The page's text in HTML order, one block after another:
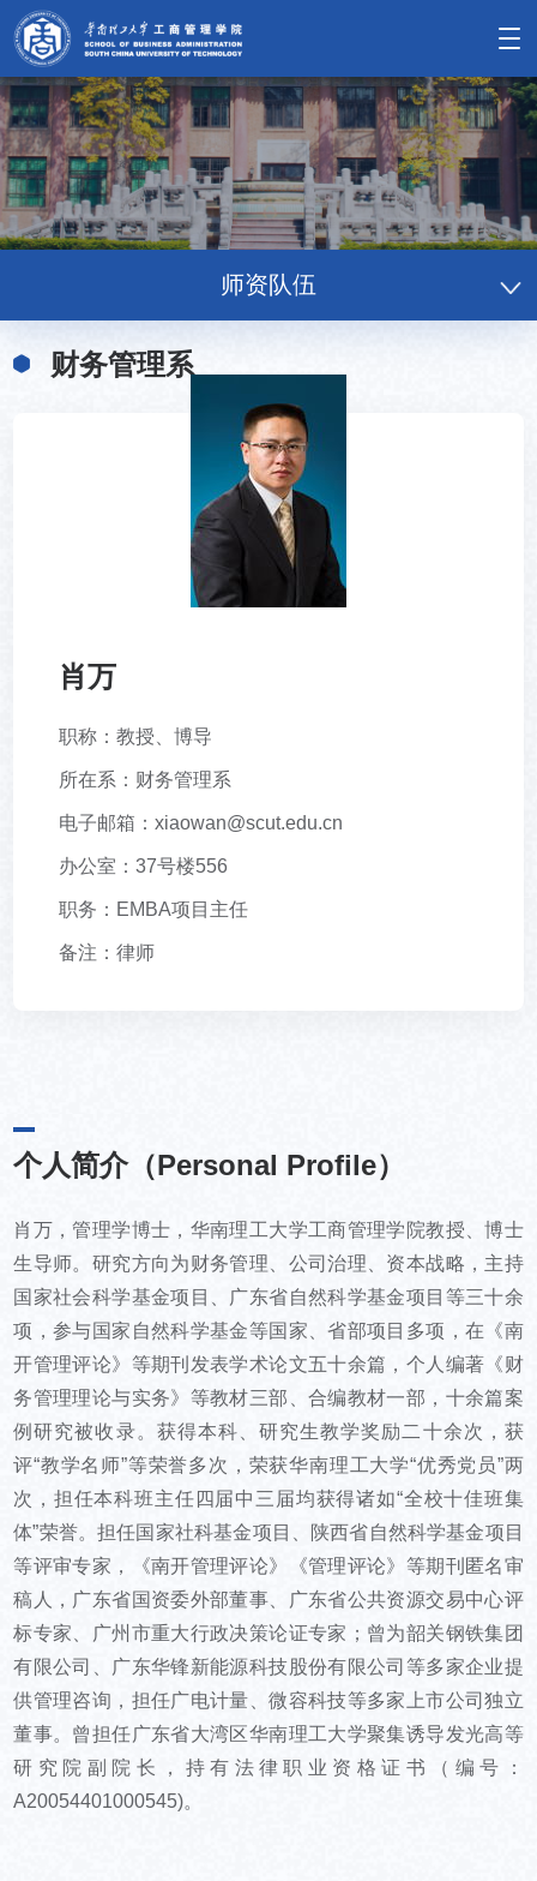
师资队伍
财务管理系
肖万
职称：教授、博导
所在系：财务管理系
电子邮箱：xiaowan@scut.edu.cn
办公室：37号楼556
职务：EMBA项目主任
备注：律师
个人简介（Personal Profile）
肖万，管理学博士，华南理工大学工商管理学院教授、博士
生导师。研究方向为财务管理、公司治理、资本战略，主持
国家社会科学基金项目、广东省自然科学基金项目等三十余
项，参与国家自然科学基金等国家、省部项目多项，在《南
开管理评论》等期刊发表学术论文五十余篇，个人编著《财
务管理理论与实务》等教材三部、合编教材一部，十余篇案
例研究被收录。获得本科、研究生教学奖励二十余次，获
评“教学名师”等荣誉多次，荣获华南理工大学“优秀党员”两
次，担任本科班主任四届中三届均获得诸如“全校十佳班集
体”荣誉。担任国家社科基金项目、陕西省自然科学基金项目
等评审专家，《南开管理评论》《管理评论》等期刊匿名审
稿人，广东省国资委外部董事、广东省公共资源交易中心评
标专家、广州市重大行政决策论证专家；曾为韶关钢铁集团
有限公司、广东华锋新能源科技股份有限公司等多家企业提
供管理咨询，担任广电计量、微容科技等多家上市公司独立
董事。曾担任广东省大湾区华南理工大学聚集诱导发光高等
研究院副院长，持有法律职业资格证书（编号：
A20054401000545)。